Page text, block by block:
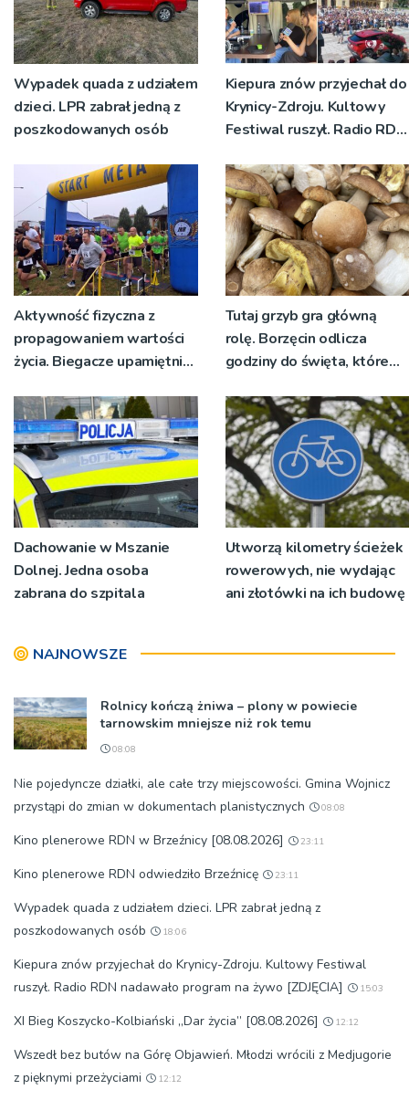
Wypadek quada z udziałem
dzieci. LPR zabrał jedną z
poszkodowanych osób
Kiepura znów przyjechał do
Krynicy-Zdroju. Kultowy
Festiwal ruszył. Radio RDN
żywo [ZDJĘCIA]
Aktywność fizyczna z
propagowaniem wartości
życia. Biegacze upamiętnili
Tutaj grzyb gra główną
rolę. Borzęcin odlicza
godziny do święta, które
pokoleń
Dachowanie w Mszanie
Dolnej. Jedna osoba
zabrana do szpitala
Utworzą kilometry ścieżek
rowerowych, nie wydając
ani złotówki na ich budowę
NAJNOWSZE
Rolnicy kończą żniwa – plony w powiecie
tarnowskim mniejsze niż rok temu
08:08
Nie pojedyncze działki, ale całe trzy miejscowości. Gmina Wojnicz
przystąpi do zmian w dokumentach planistycznych
08:08
Kino plenerowe RDN w Brzeźnicy [08.08.2026] 23:11
Kino plenerowe RDN odwiedziło Brzeźnicę 23:11
Wypadek quada z udziałem dzieci. LPR zabrał jedną z
poszkodowanych osób
18:06
Kiepura znów przyjechał do Krynicy-Zdroju. Kultowy Festiwal
ruszył. Radio RDN nadawało program na żywo [ZDJĘCIA]
15:03
XI Bieg Koszycko-Kolbiański „Dar życia” [08.08.2026] 12:12
Wszedł bez butów na Górę Objawień. Młodzi wrócili z Medjugorie
z pięknymi przeżyciami
12:12